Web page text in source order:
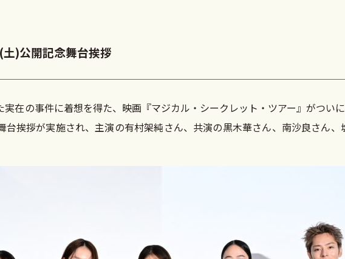
土)公開記念舞台挨拶
在の事件に着想を得た、映画『マジカル・シークレット・ツアー』がつい
台挨拶が実施され、主演の有村架純さん、共演の黒木華さん、南沙良さん